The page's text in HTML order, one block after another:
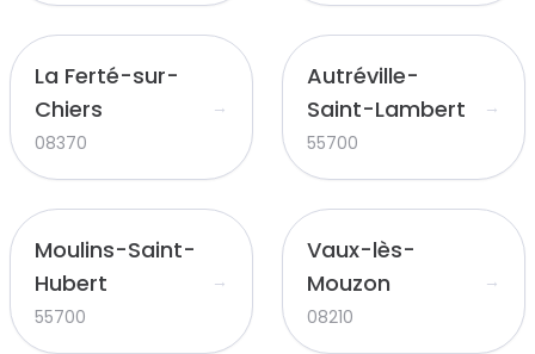
La Ferté-sur-
Chiers
08370
→
Autréville-
Saint-Lambert
55700
→
Moulins-Saint-
Hubert
55700
→
Vaux-lès-
Mouzon
08210
→